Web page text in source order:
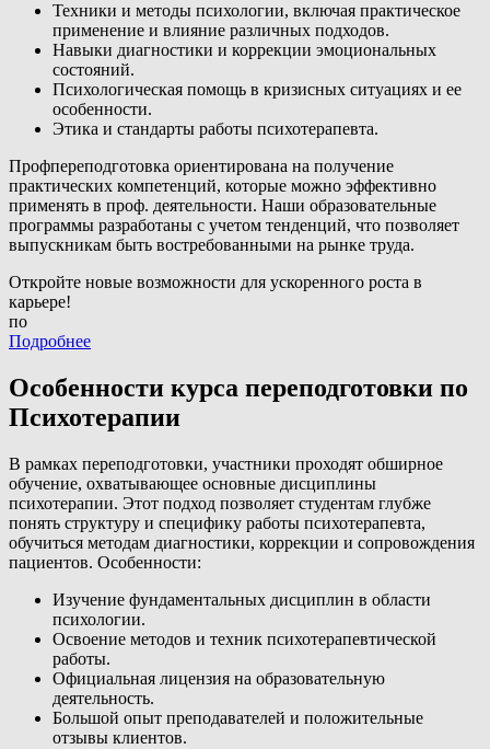
Техники и методы психологии, включая практическое
применение и влияние различных подходов.
Навыки диагностики и коррекции эмоциональных
состояний.
Психологическая помощь в кризисных ситуациях и ее
особенности.
Этика и стандарты работы психотерапевта.
Профпереподготовка ориентирована на получение
практических компетенций, которые можно эффективно
применять в проф. деятельности. Наши образовательные
программы разработаны с учетом тенденций, что позволяет
выпускникам быть востребованными на рынке труда.
Откройте новые возможности для ускоренного роста в
карьере!
по
Подробнее
Особенности курса переподготовки по
Психотерапии
В рамках переподготовки, участники проходят обширное
обучение, охватывающее основные дисциплины
психотерапии. Этот подход позволяет студентам глубже
понять структуру и специфику работы психотерапевта,
обучиться методам диагностики, коррекции и сопровождения
пациентов. Особенности:
Изучение фундаментальных дисциплин в области
психологии.
Освоение методов и техник психотерапевтической
работы.
Официальная лицензия на образовательную
деятельность.
Большой опыт преподавателей и положительные
отзывы клиентов.